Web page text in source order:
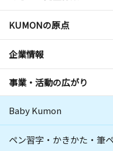
KUMONの原点
企業情報
事業・活動の広がり
Baby Kumon
ペン習字・かきかた・筆